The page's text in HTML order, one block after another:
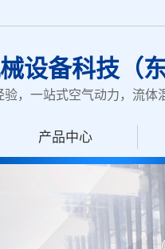
设备科技（
验，一站式空气动力，流体
产品中心